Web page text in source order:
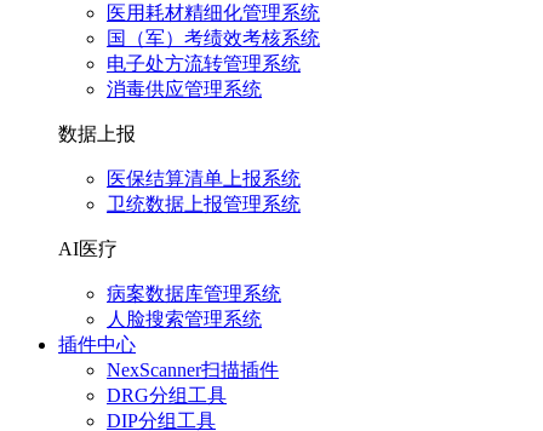
医用耗材精细化管理系统
国（军）考绩效考核系统
电子处方流转管理系统
消毒供应管理系统
数据上报
医保结算清单上报系统
卫统数据上报管理系统
AI医疗
病案数据库管理系统
人脸搜索管理系统
插件中心
NexScanner扫描插件
DRG分组工具
DIP分组工具